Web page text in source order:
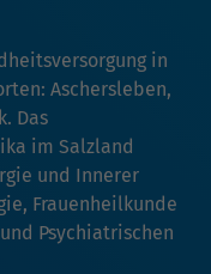
in
Aschersleben,
Das
im Salzland
und Innerer
Frauenheilkunde
Psychiatrischen